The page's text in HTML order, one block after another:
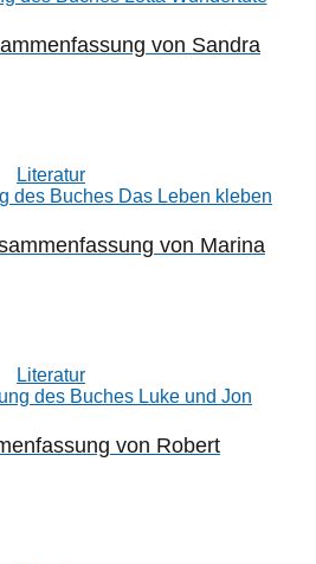
von Sandra
Literatur
von Marina
Literatur
von Robert